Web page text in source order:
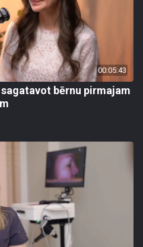
00:05:43
bērnu pirmajam